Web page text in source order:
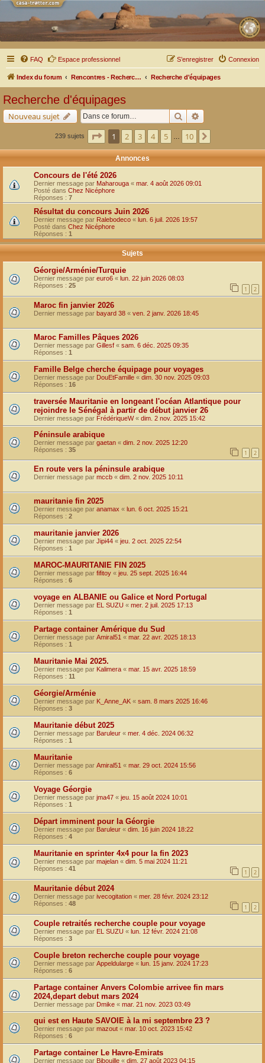
FAQ Espace professionnel Connexion
S’enregistrer
Index du forum Rencontres - Recherche d'équipages Recherche d'équipages
Recherche d'équipages
Nouveau sujet Rechercher
239 sujets Page sur10
1 2 3 4 5 10
Annonces
Concours de l'été 2026
Dernier message par Maharouga « mar. 4 août 2026 09:01
Posté dans Chez Nicéphore
Réponses : 7
Résultat du concours Juin 2026
Dernier message par Ralebodeco « lun. 6 juil. 2026 19:57
Posté dans Chez Nicéphore
Réponses : 1
Sujets
Géorgie/Arménie/Turquie
Dernier message par euro6 « lun. 22 juin 2026 08:03
Réponses : 25 1 2
Maroc fin janvier 2026
Dernier message par bayard 38 « ven. 2 janv. 2026 18:45
Maroc Familles Pâques 2026
Dernier message par Gillesf « sam. 6 déc. 2025 09:35
Réponses : 1
Famille Belge cherche équipage pour voyages
Dernier message par DouEtFamille « dim. 30 nov. 2025 09:03
Réponses : 16
traversée Mauritanie en longeant l'océan Atlantique pour
rejoindre le Sénégal à partir de début janvier 26
Dernier message par FrédériqueW« dim. 2 nov. 2025 15:42
Péninsule arabique
Dernier message par gaetan « dim. 2 nov. 2025 12:20
Réponses : 35 1 2
En route vers la péninsule arabique
Dernier message par mccb « dim. 2 nov. 2025 10:11
mauritanie fin 2025
Dernier message par anamax « lun. 6 oct. 2025 15:21
Réponses : 2
mauritanie janvier 2026
Dernier message par Jipi44 « jeu. 2 oct. 2025 22:54
Réponses : 1
MAROC-MAURITANIE FIN 2025
Dernier message par fifitoy « jeu. 25 sept. 2025 16:44
Réponses : 6
voyage en ALBANIE ou Galice et Nord Portugal
Dernier message par EL SUZU « mer. 2 juil. 2025 17:13
Réponses : 1
Partage container Amérique du Sud
Dernier message par Amiral51 « mar. 22 avr. 2025 18:13
Réponses : 1
Mauritanie Mai 2025.
Dernier message par Kalimera « mar. 15 avr. 2025 18:59
Réponses : 11
Géorgie/Arménie
Dernier message par K_Anne_AK « sam. 8 mars 2025 16:46
Réponses : 3
Mauritanie début 2025
Dernier message par Baruleur « mer. 4 déc. 2024 06:32
Réponses : 1
Mauritanie
Dernier message par Amiral51 « mar. 29 oct. 2024 15:56
Réponses : 6
Voyage Géorgie
Dernier message par jma47 « jeu. 15 août 2024 10:01
Réponses : 1
Départ imminent pour la Géorgie
Dernier message par Baruleur « dim. 16 juin 2024 18:22
Réponses : 4
Mauritanie en sprinter 4x4 pour la fin 2023
Dernier message par majelan « dim. 5 mai 2024 11:21
Réponses : 41 1 2
Mauritanie début 2024
Dernier message par ivecogitation « mer. 28 févr. 2024 23:12
Réponses : 48 1 2
Couple retraités recherche couple pour voyage
Dernier message par EL SUZU « lun. 12 févr. 2024 21:08
Réponses : 3
Couple breton recherche couple pour voyage
Dernier message par Appeldularge « lun. 15 janv. 2024 17:23
Réponses : 6
Partage container Anvers Colombie arrivee fin mars
2024,depart debut mars 2024
Dernier message par Dmike « mar. 21 nov. 2023 03:49
qui est en Haute SAVOIE à la mi septembre 23 ?
Dernier message par mazout « mar. 10 oct. 2023 15:42
Réponses : 6
Partage container Le Havre-Emirats
Dernier message par Bibouille « dim. 27 août 2023 04:15